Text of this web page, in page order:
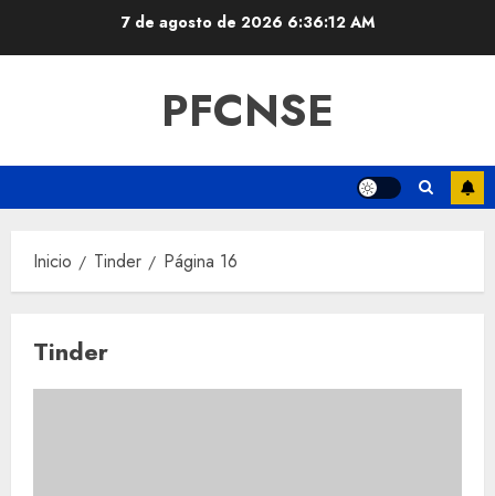
7 de agosto de 2026 6:36:12 AM
PFCNSE
Inicio Tinder Página 16
Tinder